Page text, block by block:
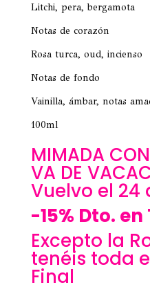
Litchi, pera, bergamota
Notas de corazón
Rosa turca, oud, incienso
Notas de fondo
Vainilla, ámbar, notas
100ml
MIMADA
VA DE
Vuelvo el 24
-15% Dto. en
Excepto la
tenéis toda
Final